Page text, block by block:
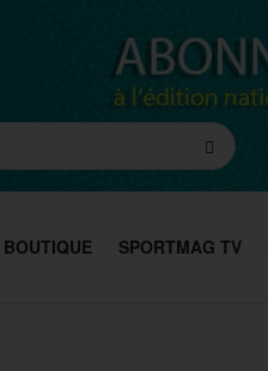
BOUTIQUE SPORTMAG TV